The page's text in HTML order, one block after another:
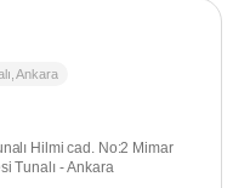
,Ankara
Hilmi cad. No:2 Mimar
Tunalı - Ankara